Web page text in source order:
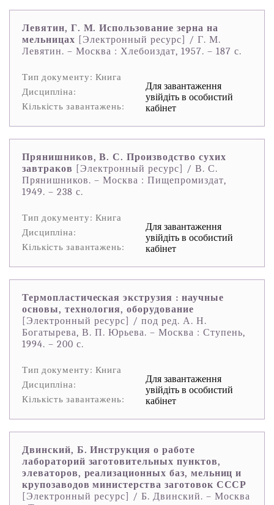
Левятин, Г. М. Использование зерна на
мельницах [Электронный ресурс] / Г. М.
Левятин. – Москва : Хлебоиздат, 1957. – 187 с.
Тип документу: Книга
Дисципліна:
Кількість завантажень:
Для завантаження
увійдіть в особистий
кабінет
Прянишников, В. С. Производство сухих
завтраков [Электронный ресурс] / В. С.
Прянишников. – Москва : Пищепромиздат,
1949. – 238 с.
Тип документу: Книга
Дисципліна:
Кількість завантажень:
Для завантаження
увійдіть в особистий
кабінет
Термопластическая экструзия : научные
основы, технология, оборудование
[Электронный ресурс] / под ред. А. Н.
Богатырева, В. П. Юрьева. – Москва : Ступень,
1994. – 200 с.
Тип документу: Книга
Дисципліна:
Кількість завантажень:
Для завантаження
увійдіть в особистий
кабінет
Двинский, Б. Инструкция о работе
лабораторий заготовительных пунктов,
элеваторов, реализационных баз, мельниц и
крупозаводов министерства заготовок СССР
[Электронный ресурс] / Б. Двинский. – Москва